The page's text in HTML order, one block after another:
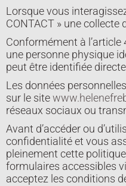
Lorsque vous
CONTACT » une collecte
Conformément à l’article
une personne physique
peut être identifiée
Les données
sur le site
réseaux sociaux ou
Avant d’accéder ou
confidentialité et vous
pleinement cette
formulaires accessibles
acceptez les conditions